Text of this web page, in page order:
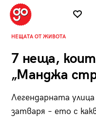
НЕЩАТА ОТ ЖИВОТА
7 неща,
„Манджа
Легендарната
затваря – ето с